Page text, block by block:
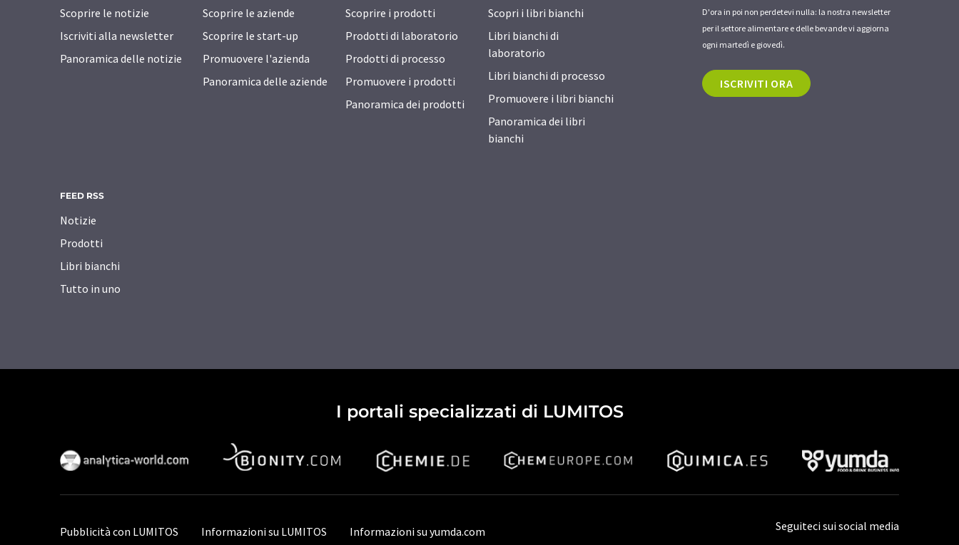
Scoprire le notizie
Iscriviti alla newsletter
Panoramica delle notizie
Scoprire le aziende
Scoprire le start-up
Promuovere l'azienda
Panoramica delle aziende
Scoprire i prodotti
Prodotti di laboratorio
Prodotti di processo
Promuovere i prodotti
Panoramica dei prodotti
Scopri i libri bianchi
Libri bianchi di
laboratorio
Libri bianchi di processo
Promuovere i libri bianchi
Panoramica dei libri
bianchi
FEED RSS
Notizie
Prodotti
Libri bianchi
Tutto in uno
D'ora in poi non perdetevi nulla: la nostra newsletter
per il settore alimentare e delle bevande vi aggiorna
ogni martedì e giovedì.
ISCRIVITI ORA
I portali specializzati di LUMITOS
Pubblicità con LUMITOS Informazioni su LUMITOS Informazioni su yumda.com Seguiteci sui social media